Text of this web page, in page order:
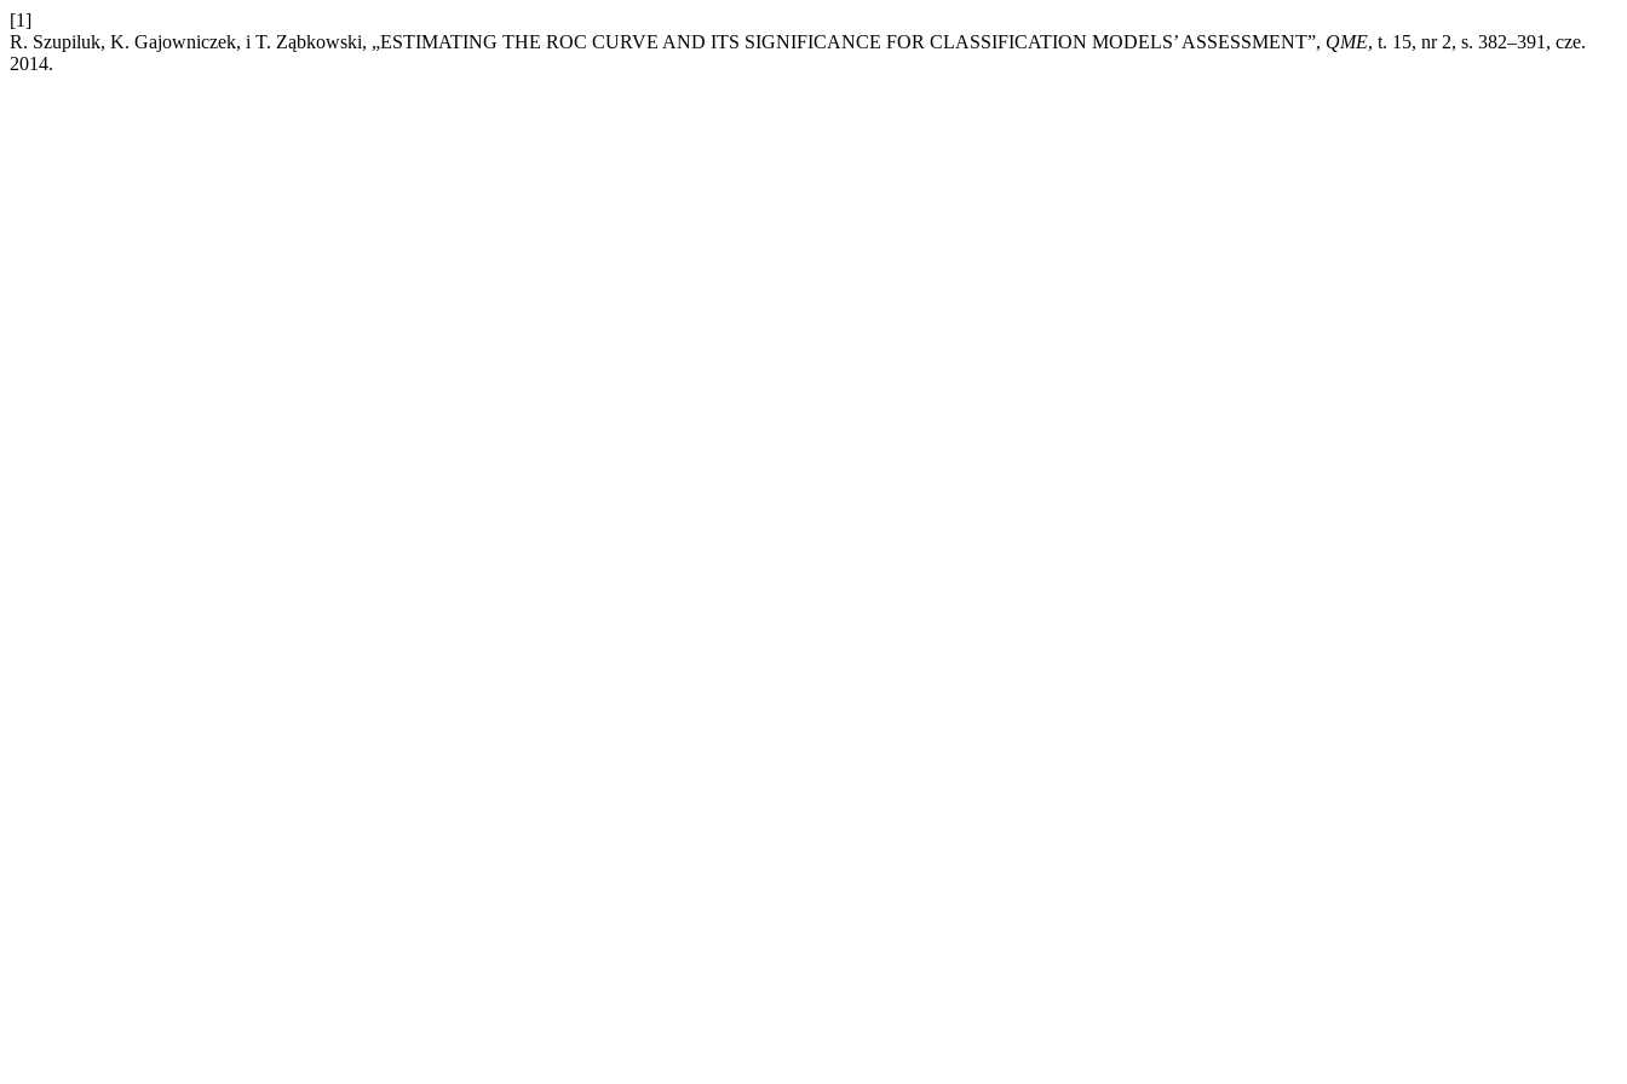
[1]
R. Szupiluk, K. Gajowniczek, i T. Ząbkowski, „ESTIMATING THE ROC CURVE AND ITS SIGNIFICANCE FOR CLASSIFICATION MODELS’ ASSESSMENT”, QME, t. 15, nr 2, s. 382–391, cze.
2014.